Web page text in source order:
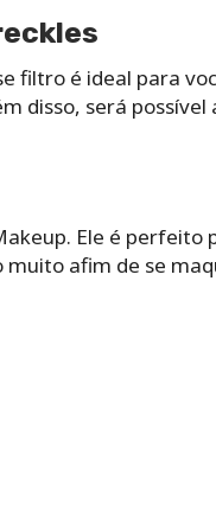
filtro é ideal para
disso, será
Ele é perfeito
afim de se